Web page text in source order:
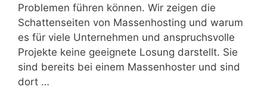
Problemen führen können. Wir zeigen die
Schattenseiten von Massenhosting und warum
es für viele Unternehmen und anspruchsvolle
Projekte keine geeignete Losung darstellt. Sie
sind bereits bei einem Massenhoster und sind
dort …